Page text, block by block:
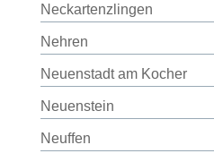
Neckartenzlingen
Nehren
Neuenstadt am Kocher
Neuenstein
Neuffen